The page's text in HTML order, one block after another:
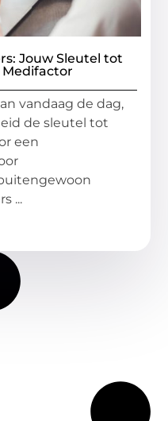
Jouw Sleutel tot
vandaag de dag,
de sleutel tot
een
...